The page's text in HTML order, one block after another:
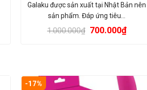
Galaku được sản xuất tại Nhật Bản nên
sản phẩm. Đáp ứng tiêu…
1.000.000₫ 700.000₫
-17%